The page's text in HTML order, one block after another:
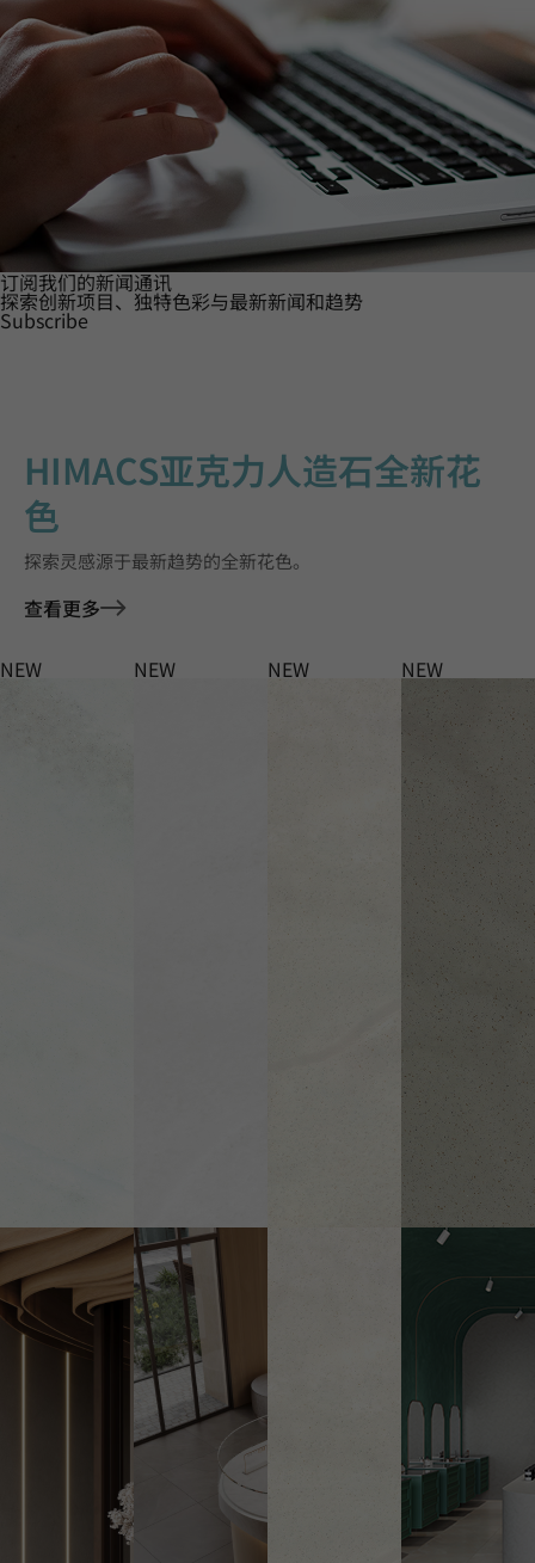
订阅我们的新闻通讯
探索创新项目、独特色彩与最新新闻和趋势
Subscribe
HIMACS亚克力人造石全新花
色
探索灵感源于最新趋势的全新花色。
查看更多
NEW NEW NEW NEW